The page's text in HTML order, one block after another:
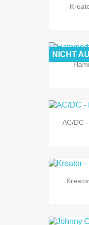
NICHT
AC/DC